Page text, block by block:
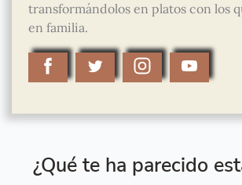
transformándolos en platos con los
en familia.
¿Qué te ha parecido